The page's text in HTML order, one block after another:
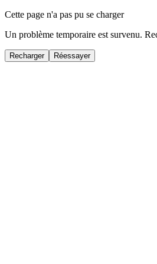
Cette page n'a pas pu se charger
Un problème temporaire est survenu.
Recharger Réessayer